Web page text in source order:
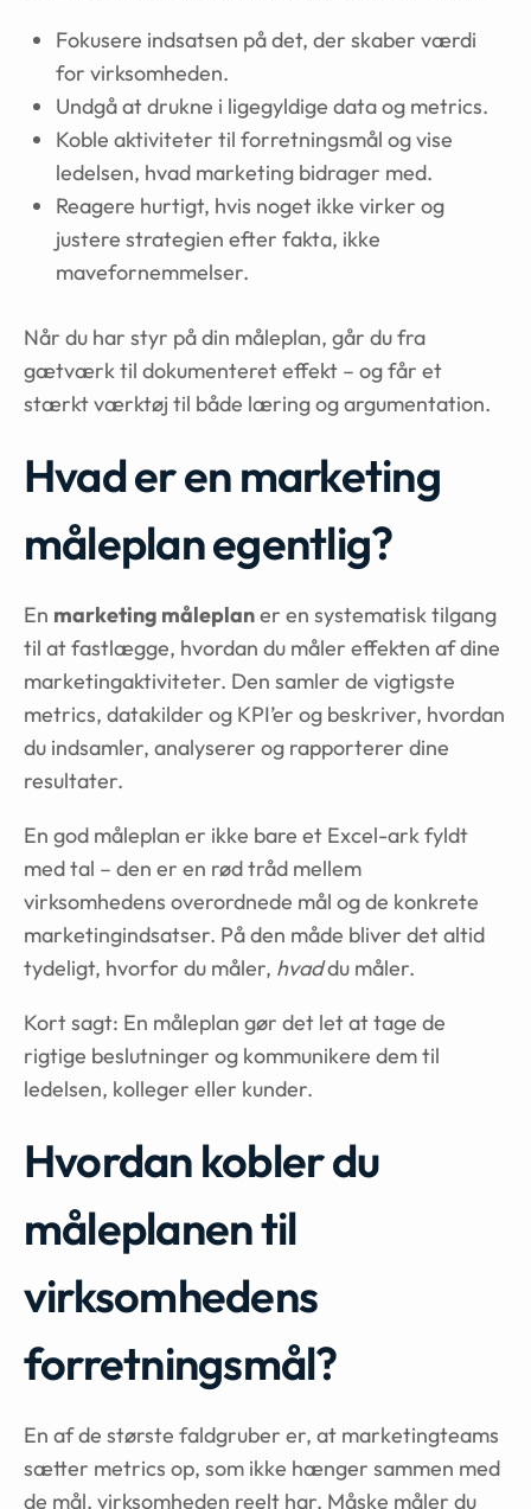
Fokusere indsatsen på det, der skaber værdi
for virksomheden.
Undgå at drukne i ligegyldige data og metrics.
Koble aktiviteter til forretningsmål og vise
ledelsen, hvad marketing bidrager med.
Reagere hurtigt, hvis noget ikke virker og
justere strategien efter fakta, ikke
mavefornemmelser.
Når du har styr på din måleplan, går du fra
gætværk til dokumenteret effekt – og får et
stærkt værktøj til både læring og argumentation.
Hvad er en marketing
måleplan egentlig?
En marketing måleplaner en systematisk tilgang
til at fastlægge, hvordan du måler effekten af dine
marketingaktiviteter. Den samler de vigtigste
metrics, datakilder og KPI’er og beskriver, hvordan
du indsamler, analyserer og rapporterer dine
resultater.
En god måleplan er ikke bare et Excel-ark fyldt
med tal – den er en rød tråd mellem
virksomhedens overordnede mål og de konkrete
marketingindsatser. På den måde bliver det altid
tydeligt, hvorfor du måler, hvaddu måler.
Kort sagt: En måleplan gør det let at tage de
rigtige beslutninger og kommunikere dem til
ledelsen, kolleger eller kunder.
Hvordan kobler du
måleplanen til
virksomhedens
forretningsmål?
En af de største faldgruber er, at marketingteams
sætter metrics op, som ikke hænger sammen med
de mål, virksomheden reelt har. Måske måler du